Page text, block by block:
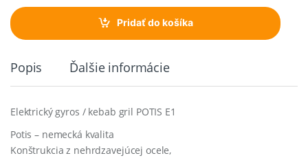
t
i
Pridať do košíka
Popis Ďalšie informácie
Elektrický gyros / kebab gril POTIS E1
Potis – nemecká kvalita
Konštrukcia z nehrdzavejúcej ocele,